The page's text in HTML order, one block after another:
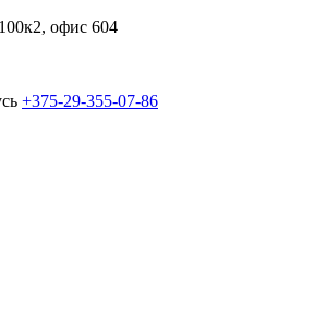
офис 604
+375-29-355-07-86